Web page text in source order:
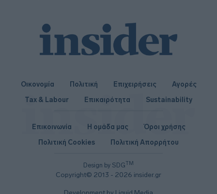
Οικονομία Πολιτική Επιχειρήσεις
Αγορές
Tax & Labour
Επικαιρότητα Sustainability
Design by SDGTM
Copyright© 2013 - 2026 insider.gr
Επικοινωνία Η ομάδα μας
Όροι χρήσης
Πολιτική Cookies
Πολιτική Απορρήτου